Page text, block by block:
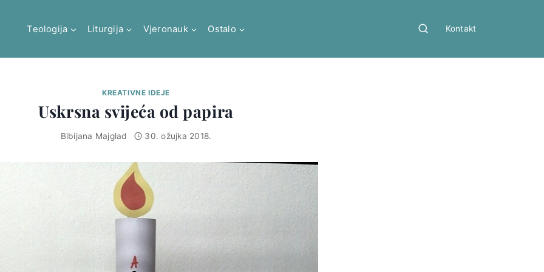
Teologija Liturgija Vjeronauk Ostalo Kontakt
KREATIVNE IDEJE
Uskrsna svijeća od papira
Bibijana Majglad 30. ožujka 2018.